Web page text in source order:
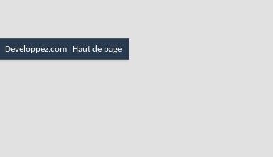
Developpez.com Haut de page